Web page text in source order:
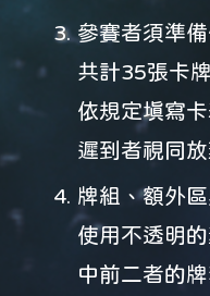
參賽者須準
共計35張卡
依規定填寫
遲到者視同放
牌組、額外
使用不透明
中前二者的